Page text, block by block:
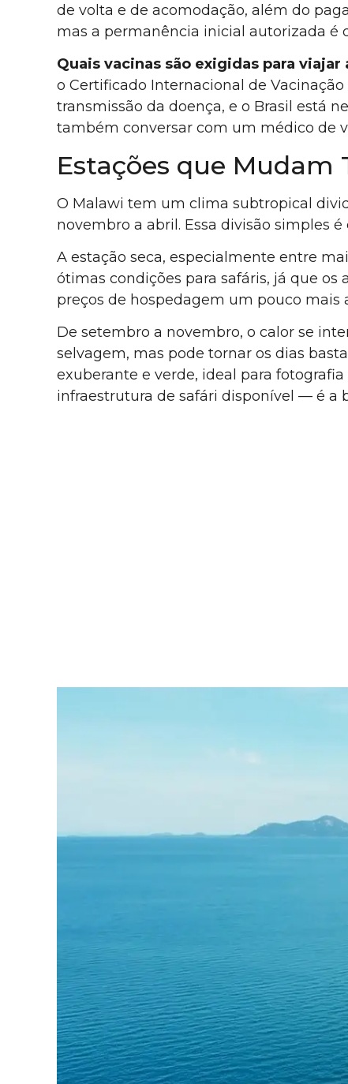
de volta e de acomodação, além do
mas a permanência inicial autorizada é
Quais vacinas são exigidas para viajar
o Certificado Internacional de
transmissão da doença, e o Brasil está
também conversar com um médico de
Estações que Mudam
O Malawi tem um clima subtropical
novembro a abril. Essa divisão simples
A estação seca, especialmente entre
ótimas condições para safáris, já que
preços de hospedagem um pouco
De setembro a novembro, o calor se
selvagem, mas pode tornar os dias
exuberante e verde, ideal para
infraestrutura de safári disponível — é a